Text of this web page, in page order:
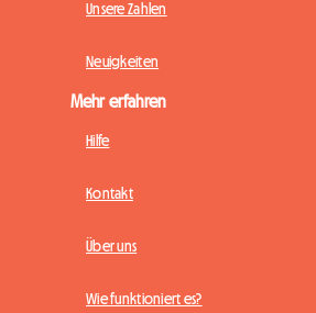
Unsere Zahlen
Neuigkeiten
Mehr erfahren
Hilfe
Kontakt
Über uns
Wie funktioniert es?